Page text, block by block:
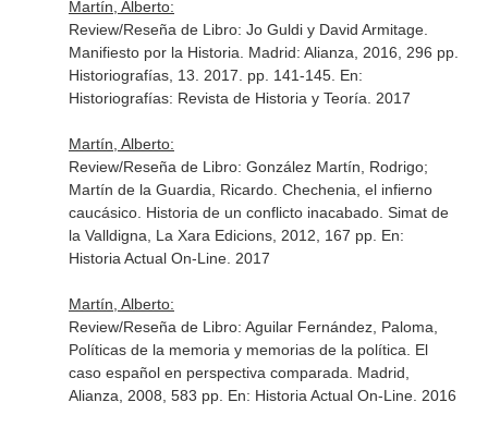
Martín, Alberto:
Review/Reseña de Libro: Jo Guldi y David Armitage.
Manifiesto por la Historia. Madrid: Alianza, 2016, 296 pp.
Historiografías, 13. 2017. pp. 141-145. En:
Historiografías: Revista de Historia y Teoría . 2017
Martín, Alberto:
Review/Reseña de Libro: González Martín, Rodrigo;
Martín de la Guardia, Ricardo. Chechenia, el infierno
caucásico. Historia de un conflicto inacabado. Simat de
la Valldigna, La Xara Edicions, 2012, 167 pp. En:
Historia Actual On-Line. 2017
Martín, Alberto:
Review/Reseña de Libro: Aguilar Fernández, Paloma,
Políticas de la memoria y memorias de la política. El
caso español en perspectiva comparada. Madrid,
Alianza, 2008, 583 pp. En: Historia Actual On-Line. 2016